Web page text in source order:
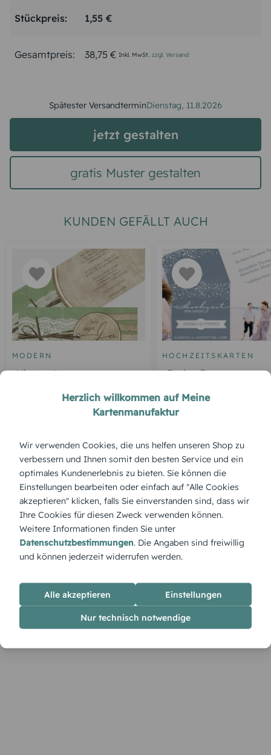
Stückpreis: 1,55 €
Gesamtpreis: 38,75 € Inkl. MwSt. zzgl. Versand
Spätester VersandterminDienstag, 11.8.2026
jetzt gestalten
gratis Muster gestalten
KUNDEN GEFÄLLT AUCH
MODERN
Vintage Lace
HOCHZEITSKARTEN
Funkenflug
ÜBERBLICK:
Produktbeschreibung
Zarte Linien, sanfte Farben – die Antwortkarte „Zarte Blume“
ist purer Minimalismus mit Gefühl. Besonders geeignet für
Paare, die auf Zurückhaltung und Eleganz setzen.
Herzlich willkommen auf Meine
Kartenmanufaktur
Wir verwenden Cookies, die uns helfen unseren Shop zu
verbessern und Ihnen somit den besten Service und ein
optimales Kundenerlebnis zu bieten. Sie können die
Einstellungen bearbeiten oder einfach auf "Alle Cookies
akzeptieren" klicken, falls Sie einverstanden sind, dass wir
Ihre Cookies für diesen Zweck verwenden können.
Weitere Informationen finden Sie unter
Datenschutzbestimmungen. Die Angaben sind freiwillig
und können jederzeit widerrufen werden.
Alle akzeptieren Einstellungen
Nur technisch notwendige